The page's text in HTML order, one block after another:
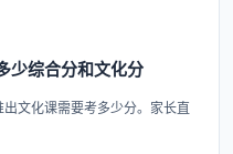
少综合分和文化分
文化课需要考多少分。家长直